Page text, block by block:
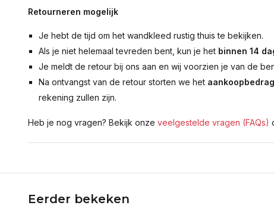
Retourneren mogelijk
Je hebt de tijd om het wandkleed rustig thuis te bekijken.
Als je niet helemaal tevreden bent, kun je het binnen 14
Je meldt de retour bij ons aan en wij voorzien je van de
Na ontvangst van de retour storten we het
rekening zullen zijn.
Heb je nog vragen? Bekijk onze veelgestelde vragen (FAQs)
Eerder bekeken